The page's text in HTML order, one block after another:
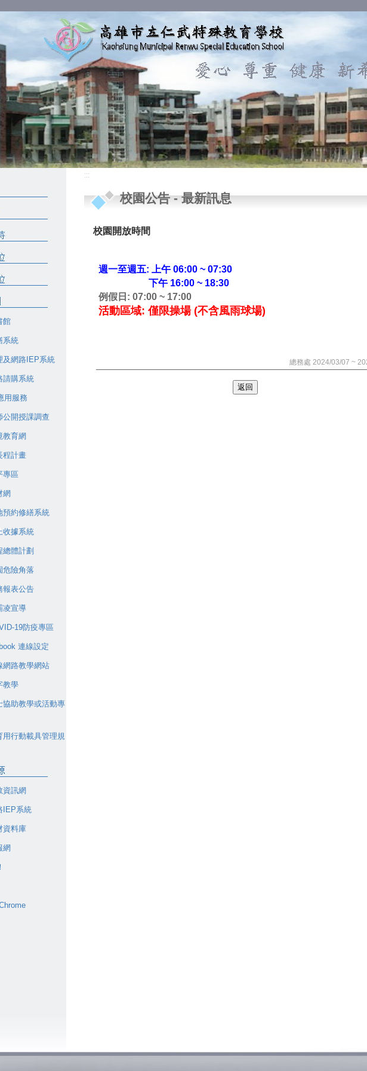
館
系統
及網路IEP系統
請購系統
用服務
公開授課調查
教育網
程計畫
專區
網
預約修繕系統
收據系統
總體計劃
危險角落
報表公告
凌宣導
19防疫專區
連線設定
網路教學網站
教學
協助教學或活動專
用行動載具管理規
資訊網
IEP系統
資料庫
網
:::
校園公告-最新訊息
校園開放時間
週一至週五: 上午 06:00 ~ 07:30
下午 16:00 ~ 18:30
例假日: 07:00 ~ 17:00
活動區域:僅限操場(不含風雨球場)
總務處 2024/03/07 ~
返回